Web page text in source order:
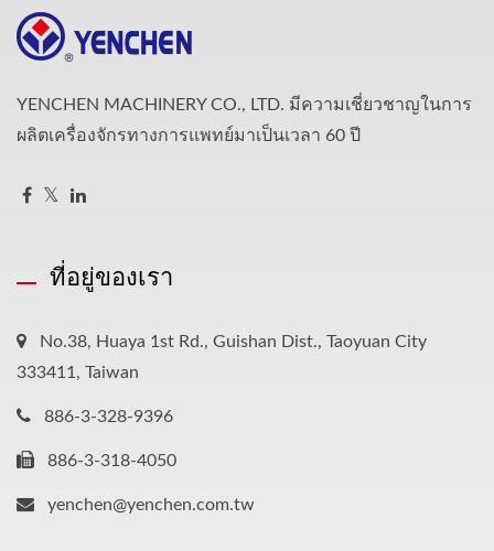
YENCHEN MACHINERY CO., LTD. มีความเชี่ยวชาญในการ
ผลิตเครื่องจักรทางการแพทย์มาเป็นเวลา 60 ปี
ที่อยู่ของเรา
No.38, Huaya 1st Rd., Guishan Dist., Taoyuan City
333411, Taiwan
886-3-328-9396
886-3-318-4050
yenchen@yenchen.com.tw